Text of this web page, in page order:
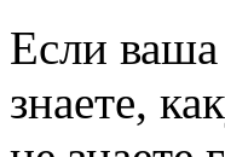
Если
знаете,